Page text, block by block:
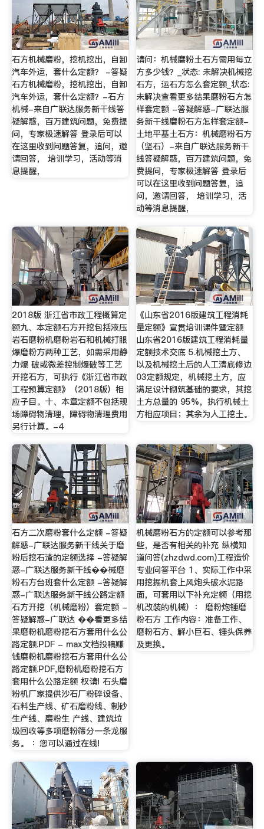
石方机械磨粉，挖机挖出，自卸
汽车外运，套什么定额？ -答疑
石方机械磨粉，挖机挖出，自卸
汽车外运，套什么定额？-石方
机械-来自广联达服务新干线答
疑解惑，百万建筑问题，免费提
问，专家极速解答 登录后可以
在这里收到问题答复，追问，邀
请回答， 培训学习，活动等消
息提醒，
请问：机械磨粉土石方需用每立
方多少钱？_状态: 未解决机械挖
石方，运石方怎么套定额_状态:
未解决查看更多结果磨粉石方怎
样套定额 -答疑解惑-广联达服
务新干线磨粉石方怎样套定额-
土地平基土石方：机械磨粉石方
（坚石）-来自广联达服务新干
线答疑解惑，百万建筑问题，免
费提问，专家极速解答 登录后
可以在这里收到问题答复，追
问，邀请回答， 培训学习，活
动等消息提醒，
2018版 浙江省市政工程概算定
额九、本定额石方开挖包括液压
岩石磨粉机磨粉岩石和机械打眼
爆磨粉方两种工艺，如需采用静
力爆 破或微差控制爆破等工艺
开挖石方，可执行《浙江省市政
工程预算定额》（2018版）相
应子目。十、本章定额不包括现
场障碍物清理，障碍物清理费用
另行计算。-4
《山东省2016版建筑工程消耗
量定额》宣贯培训课件暨定额
山东省2016版建筑工程消耗量
定额技术交底 5.机械挖土方、
以及机械挖土后的人工清底修边
03定额规定，机械挖土方，应
满足设计砌筑基础的要求，其挖
土方总量的 95%，执行机械土
方相应项目；其余为人工挖土。
石方二次磨粉套什么定额 -答疑
解惑-广联达服务新干线关于磨
粉后挖石渣的定额选择 -答疑解
惑-广联达服务新干线��械磨
粉石方台班套什么定额 -答疑解
惑-广联达服务新干线公路定额
石方开挖（机械磨粉）套定额 -
答疑解惑-广联达 ��看更多结
果磨粉机磨粉挖石方套用什么公
路定额.PDF - max文档投稿赚
钱磨粉机磨粉挖石方套用什么公
路定额.PDF,磨粉机磨粉挖石方
套用什么公路定额 权请! 石头磨
粉机厂家提供沙石厂粉碎设备、
石料生产线、矿石磨粉线、制砂
生产线、磨粉生 产线、建筑垃
圾回收等多项磨粉筛分一条龙服
务。 ：您可以通过在线!
机械磨粉石方的定额可以参考那
些，是否有相关的补充 纵横知
道问答(zhzdwd.com)工程造价
专业问答平台 1、实际工作中采
用挖掘机套上风炮头破水泥路
面，可套用以下补充定额（用挖
机改装的机械）： 磨粉炮锤磨
粉石方 工作内容：准备工作、
磨粉石方、解小巨石、锤头保养
及更换。